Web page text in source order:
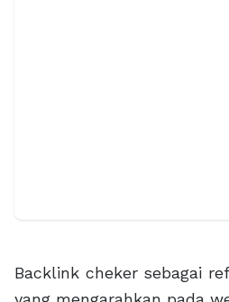
Backlink cheker sebagai